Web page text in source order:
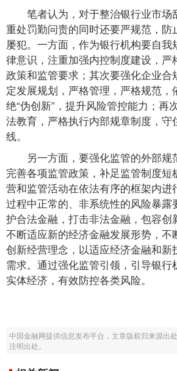
笔者认为，对于整治银行业市场
重处罚勤问责的同时还要严规范，防
屡犯。一方面，作为银行机构要自我
律意识，注重加强内控制度建设，严
政策和监管要求；其次要强化企业合
定发展规划，严格管理，严格规范，
绝“伪创新”，提升风险管控能力；再
法教育，严格执行内部规章制度，守
线。
另一方面，要强化监管的外部
完善各项监管政策，补足监管制度
营和监管活动在依法有序的框架内进
过程中正常的、非系统性的风险暴露
护合法金融，打击非法金融，包容创
不断适应新的经济金融发展形势，不
创新经营理念，以适应经济金融和新
需求。通过强化监管引领，引导银行
实体经济，有效防控各类风险。
中国金融网提供信息发布平台，文章版权归来源出
注明出处。